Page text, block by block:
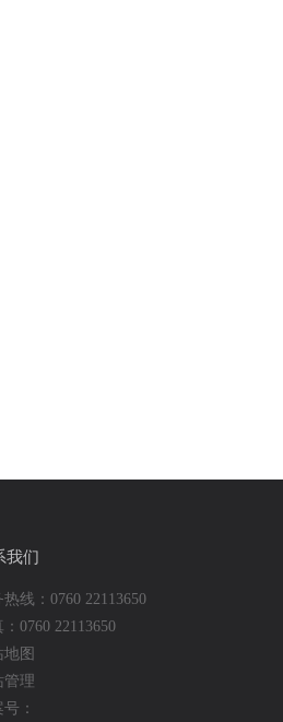
我们
热线：0760 22113650
0760 22113650
地图
管理
：